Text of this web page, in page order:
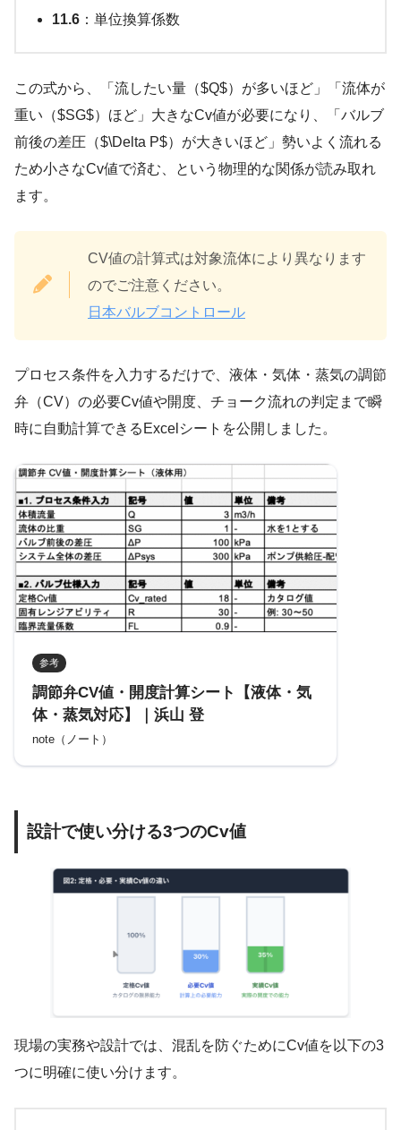
11.6 ：単位換算係数
この式から、「流したい量（$Q$）が多いほど」「流体が
重い（$SG$）ほど」大きなCv値が必要になり、「バルブ
前後の差圧（$\Delta P$）が大きいほど」勢いよく流れる
ため小さなCv値で済む、という物理的な関係が読み取れ
ます。
CV値の計算式は対象流体により異なります
のでご注意ください。
日本バルブコントロール
プロセス条件を入力するだけで、液体・気体・蒸気の調節
弁（CV）の必要Cv値や開度、チョーク流れの判定まで瞬
時に自動計算できるExcelシートを公開しました。
参考
調節弁CV値・開度計算シート【液体・気
体・蒸気対応】｜浜山 登
note（ノート）
設計で使い分ける3つのCv値
現場の実務や設計では、混乱を防ぐためにCv値を以下の3
つに明確に使い分けます。